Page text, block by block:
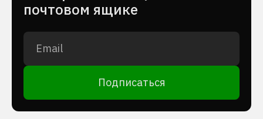
почтовом ящике
Подписаться